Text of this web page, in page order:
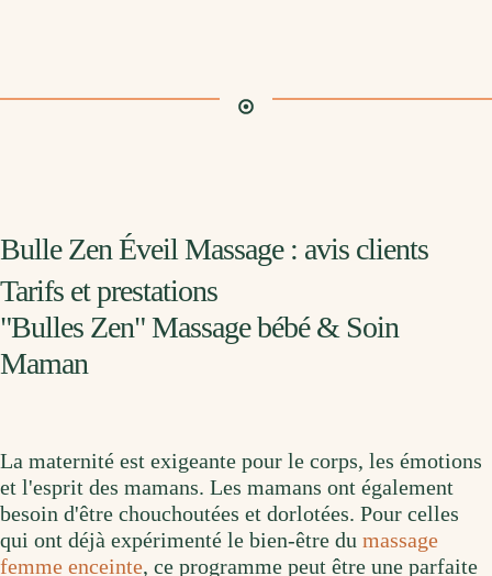
Bulle Zen Éveil Massage : avis clients
Tarifs et prestations
"Bulles Zen" Massage bébé & Soin
Maman
La maternité est exigeante pour le corps, les émotions
et l'esprit des mamans. Les mamans ont également
besoin d'être chouchoutées et dorlotées. Pour celles
qui ont déjà expérimenté le bien-être du massage
femme enceinte, ce programme peut être une parfaite